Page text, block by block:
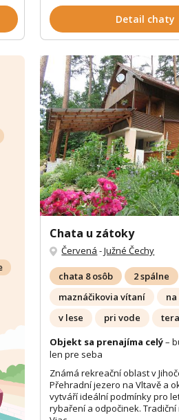
Detail chaty
Chata u zátoky
Červená -Južné Čechy
chata 8 osôb
2 spálne
maznáčikovia vítaní
v lese
pri vode
Objekt sa prenajíma celý–
len pre seba
Známá rekreační oblast v
Přehradní jezero na Vltavě a
vytváří ideální podmínky pro
rybaření a odpočinek. Tradiční